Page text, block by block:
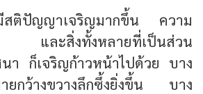
สติปัญญาเจริญมากขึ้น ความ
และสิ่งทั้งหลายที่เป็นส่วน
า ก็เจริญก้าวหน้าไปด้วย บาง
ายกว้างขวางลึกซึ้งยิ่งขึ้น บาง